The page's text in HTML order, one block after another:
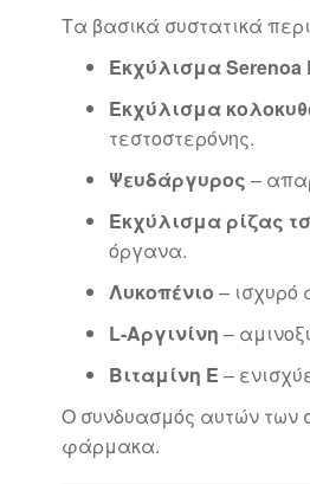
Τα βασικά συστατικά
Εκχύλισμα Serenoa
Εκχύλισμα
τεστοστερόνης.
Ψευδάργυρος –
Εκχύλισμα ρίζας
όργανα.
Λυκοπένιο – ισχυρό
L-Αργινίνη –
Βιταμίνη Ε –
Ο συνδυασμός αυτών των
φάρμακα.